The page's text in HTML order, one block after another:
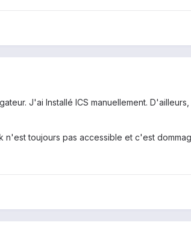
J'ai Installé ICS manuellement.
n'est toujours pas accessible et c'est